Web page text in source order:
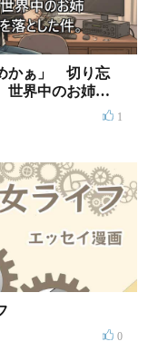
かぁ」 切り忘
世界中のお姉さ
1
0